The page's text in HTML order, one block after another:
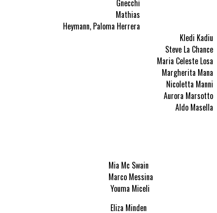
Gnecchi
Mathias
Heymann, Paloma Herrera
Kledi Kadiu
Steve La Chance
Maria Celeste Losa
Margherita Mana
Nicoletta Manni
Aurora Marsotto
Aldo Masella
Mia Mc Swain
Marco Messina
Youma Miceli
Eliza Minden